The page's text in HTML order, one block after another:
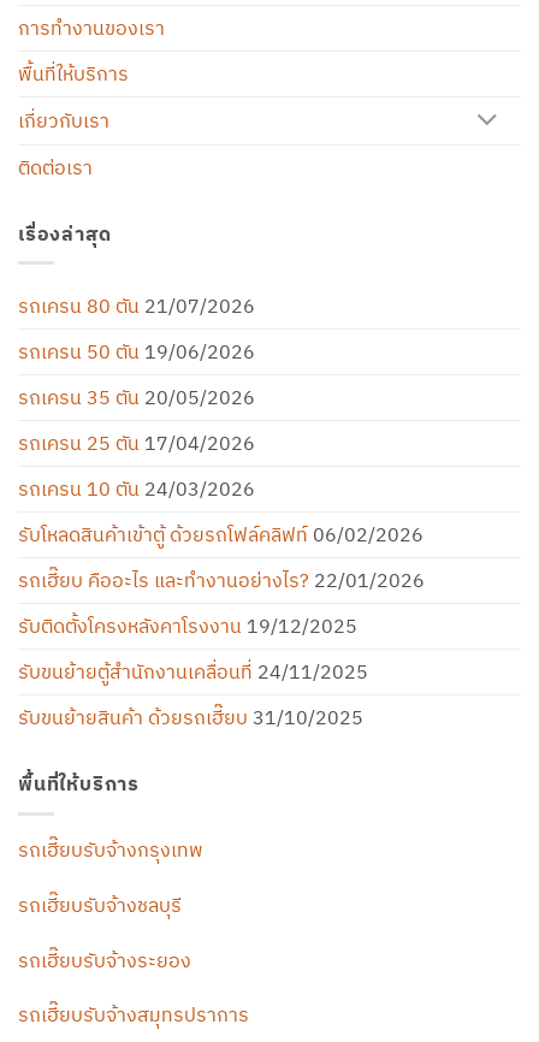
การทำงานของเรา
พื้นที่ให้บริการ
เกี่ยวกับเรา
ติดต่อเรา
เรื่องล่าสุด
รถเครน 80 ตัน 21/07/2026
รถเครน 50 ตัน 19/06/2026
รถเครน 35 ตัน 20/05/2026
รถเครน 25 ตัน 17/04/2026
รถเครน 10 ตัน 24/03/2026
รับโหลดสินค้าเข้าตู้ ด้วยรถโฟล์คลิฟท์ 06/02/2026
รถเฮี๊ยบ คืออะไร และทำงานอย่างไร? 22/01/2026
รับติดตั้งโครงหลังคาโรงงาน 19/12/2025
รับขนย้ายตู้สำนักงานเคลื่อนที่ 24/11/2025
รับขนย้ายสินค้า ด้วยรถเฮี๊ยบ 31/10/2025
พื้นที่ให้บริการ
รถเฮี๊ยบรับจ้างกรุงเทพ
รถเฮี๊ยบรับจ้างชลบุรี
รถเฮี๊ยบรับจ้างระยอง
รถเฮี๊ยบรับจ้างสมุทรปราการ